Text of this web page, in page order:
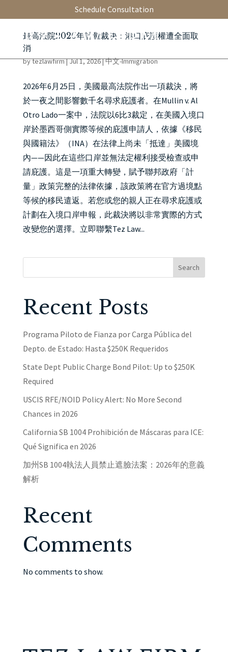
Schedule Consultation
最高法院2026年計量裁決：港口庇護權遭全面取
消
bytezlawfirm|Jul 1, 2026|中文-Immigration
2026年6月25日，美國最高法院作出一項裁決，將
於一夜之間影響數千名尋求庇護者。在Mullin v. Al
Otro Lado一案中，法院以6比3裁定，在美國入境口
岸於墨西哥側實際等候的庇護申請人，依據《移民
與國籍法》（INA）在法律上尚未「抵達」美國境
內——因此在這些口岸並無法定權利接受檢查或申
請庇護。這是一項重大轉變，賦予聯邦政府「計
量」政策完整的法律依據，該政策將在官方過境點
等候的移民遣返。若您或您的親人正在尋求庇護或
計劃在入境口岸申報，此裁決將以非常實際的方式
改變您的選擇。立即聯繫Tez Law...
Search
Recent Posts
Programa Piloto de Fianza por Carga Pública del
Depto. de Estado: Hasta $250K Requeridos
State Dept Public Charge Bond Pilot: Up to $250K
Required
USCIS RFE/NOID Policy Alert: No More Second
Chances in 2026
California SB 1004 Prohibición de Máscaras para ICE:
Qué Significa en 2026
加州SB 1004執法人員禁止遮臉法案：2026年的意義
解析
Recent
Comments
No comments to show.